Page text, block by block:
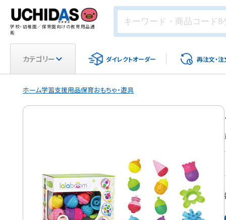
学校・幼稚園／保育園向けの教育用品通
販
カテゴリー ダイレクトオーダー 再注文・注
ホーム学習支援用品保育おもちゃ・遊具